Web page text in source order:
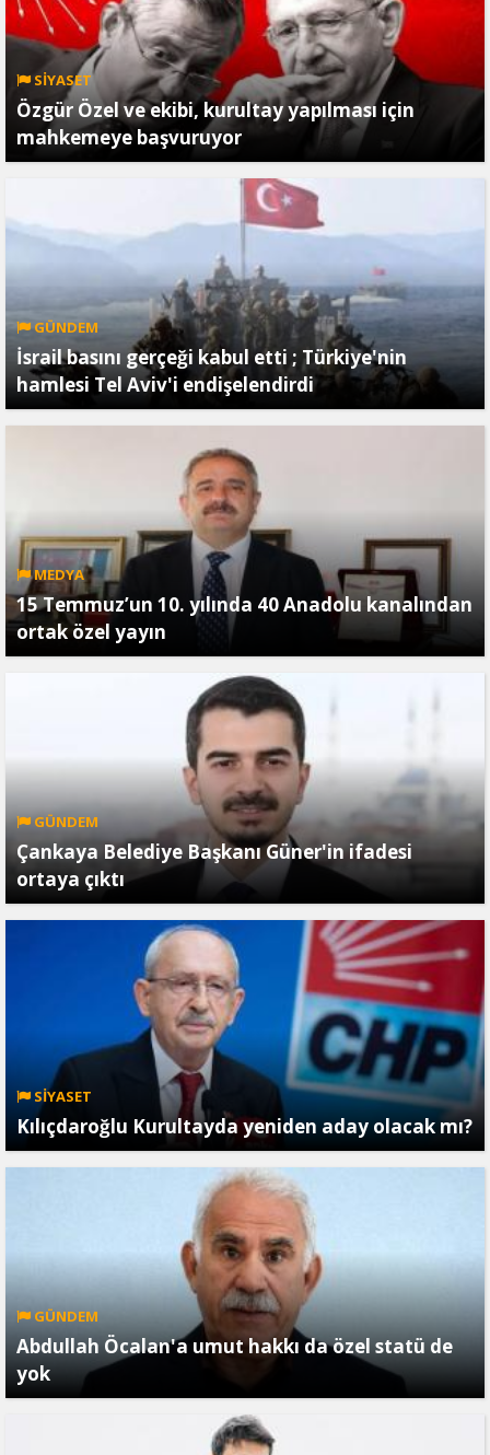
SİYASET
Özgür Özel ve ekibi, kurultay yapılması için
mahkemeye başvuruyor
GÜNDEM
İsrail basını gerçeği kabul etti ; Türkiye'nin
hamlesi Tel Aviv'i endişelendirdi
MEDYA
15 Temmuz’un 10. yılında 40 Anadolu kanalından
ortak özel yayın
GÜNDEM
Çankaya Belediye Başkanı Güner'in ifadesi
ortaya çıktı
SİYASET
Kılıçdaroğlu Kurultayda yeniden aday olacak mı?
GÜNDEM
Abdullah Öcalan'a umut hakkı da özel statü de
yok